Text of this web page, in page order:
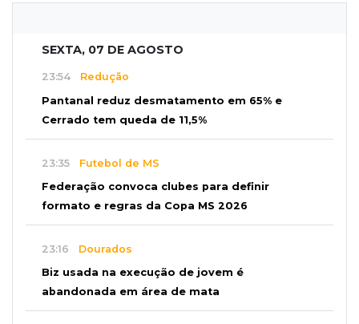
SEXTA, 07 DE AGOSTO
23:54 Redução
Pantanal reduz desmatamento em 65% e
Cerrado tem queda de 11,5%
23:35 Futebol de MS
Federação convoca clubes para definir
formato e regras da Copa MS 2026
23:16 Dourados
Biz usada na execução de jovem é
abandonada em área de mata